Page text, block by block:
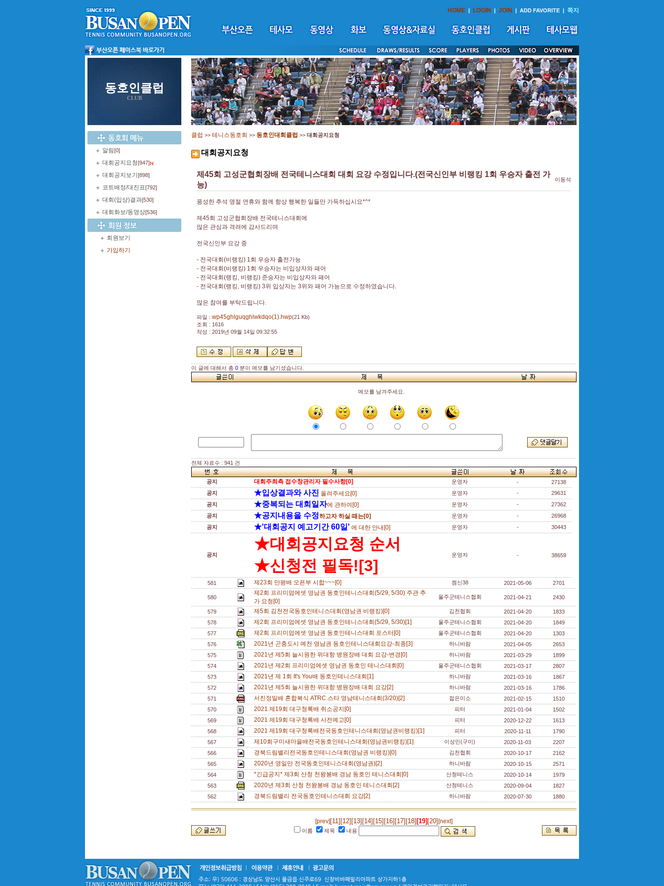
HOME | LOGIN | JOIN | ADD FAVORITE | 쪽지
동호인클럽
CLUB
알림[0]
대회공지요청[947]
대회공지보기 [898]
코트배정/대진표[792]
대회(입상)결과[530]
대회화보/동영상[536]
회원보기
가입하기
클럽 >> 테니스동호회 >> 동호인대회클럽 >> 대회공지요청
대회공지요청
제45회 고성군협회장배 전국테니스대회 대회 요강 수정입니다.(전국신인부 비랭킹 1회 우승자 출전 가
능)
이동석
풍성한 추석 명절 연휴와 함께 항상 행복한 일들만 가득하십시요*^*
제45회 고성군협회장배 전국테니스대회에
많은 관심과 격려에 감사드리며
전국신인부 요강 중
- 전국대회(비랭킹) 1회 우승자 출전가능
- 전국대회(비랭킹) 1회 우승자는 비입상자와 패어
- 전국대회(랭킹, 비랭킹) 준숭자는 비입상자와 패어
- 전국대회(랭킹, 비랭킹) 3위 입상자는 3위와 패어 가능으로 수정하였습니다.
많은 참여를 부탁드립니다.
파일 : wp45ghlguqghlwkdqo(1).hwp(21 Kb)
조회 : 1616
작성 : 2019년 09월 14일 09:32:55
이 글에 대해서 총 0 분이 메모를 남기셨습니다.
메모를 남겨주세요.
전체 자료수 : 941 건
공지 대회주최측 접수창관리자 필수사항[0] 운영자 -
27138
공지
★입상결과와 사진 올려주세요[0] 운영자 -
29631
공지
★중복되는 대회일자에 관하여[0] 운영자 -
27362
공지
★공지내용을 수정하고자 하실 때는[0] 운영자 -
26968
공지
★'대회공지 예고기간 60일' 에 대한 안내[0] 운영자 - 30443
공지
★대회공지요청 순서
★신청전 필독![3]
운영자 - 38659
581 제23회 만평배 오픈부 시합~~~[0] 켐신38 2021-05-06 2701
580
제2회 프리미엄에셋 영남권 동호인테니스대회(5/29, 5/30) 주관 추
가 요청[0]
울주군테니스협회 2021-04-21 2430
579 제5회 김천전국동호인테니스대회(영남권 비랭킹)[0] 김천협회 2021-04-20
1833
578
제2회 프리미엄에셋 영남권 동호인테니스대회(5/29, 5/30)[1] 울주군테니스협회 2021-04-20
1849
577
제2회 프리미엄에셋 영남권 동호인테니스대회 포스터[0] 울주군테니스협회 2021-04-20
1303
576
2021년 곤충도시 예천 영남권 동호인테니스대회요강-최종[3] 하니바람 2021-04-05
2653
575
2021년 제5회 늘시원한 위대항 병원장배 대회 요강-변경[0] 하니바람 2021-03-29
1899
574
2021년 제2회 프리미엄에셋 영남권 동호인 테니스대회[0] 울주군테니스협회 2021-03-17
2807
573
2021년 제 1회 It's You배 동호인테니스대회[1] 하니바람 2021-03-16
1867
572
2021년 제5회 늘시원한 위대항 병원장배 대회 요강[2] 하니바람 2021-03-16
1786
571
서진정밀배 혼합복식 ATRC.스타 영남테니스대회(3/20)[2] 젊은미소 2021-02-15
1510
570
2021 제19회 대구청록배 취소공지[0] 피터 2021-01-04
1502
569
2021 제19회 대구청록배 사전예고[0] 피터 2020-12-22
1613
568
2021 제19회 대구청록배전국동호인테니스대회(영남권비랭킹)[1] 피터 2020-11-11
1790
567
제10회구미새마을배전국동호인테니스대회(영남권비랭킹)[1] 이성민(구미) 2020-11-03
2207
566
경북드림밸리전국동호인테니스대회(영남권 비랭킹)[0] 김천협회 2020-10-17
2162
565
2020년 영일만 전국동호인테니스대회(영남권)[2] 하니바람 2020-10-15
2571
564
*긴급공지* 제3회 산청 천왕봉배 경남 동호인 테니스대회[0] 산청테니스 2020-10-14
1979
563
2020년 제3회 산청 천왕봉배 경남 동호인 테니스대회[2] 산청테니스 2020-09-04
1827
562
경북드림밸리 전국동호인테니스대회 요강[2] 하니바람 2020-07-30 1880
[prev] [11] [12] [13] [14] [15] [16] [17] [18] [19] [20] [next]
이름 제목 내용